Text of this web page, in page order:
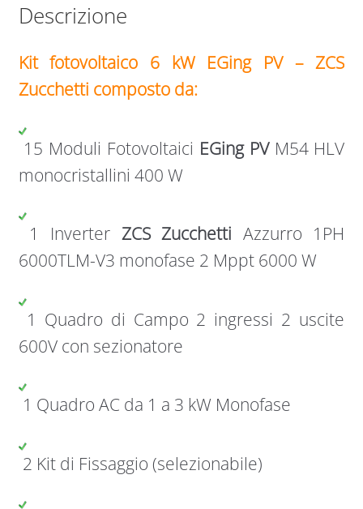
Descrizione
Kit fotovoltaico 6 kW EGing PV – ZCS
Zucchetti composto da:
15 Moduli Fotovoltaici EGing PVM54 HLV
monocristallini 400 W
1 Inverter ZCS Zucchetti Azzurro 1PH
6000TLM-V3 monofase 2 Mppt 6000 W
1 Quadro di Campo 2 ingressi 2 uscite
600V con sezionatore
1 Quadro AC da 1 a 3 kW Monofase
2 Kit di Fissaggio (selezionabile)